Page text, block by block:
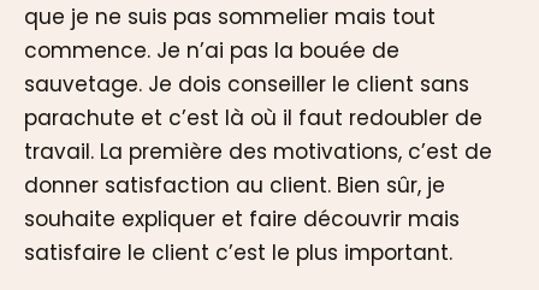
que je ne suis pas sommelier mais tout
commence. Je n’ai pas la bouée de
sauvetage. Je dois conseiller le client sans
parachute et c’est là où il faut redoubler de
travail. La première des motivations, c’est de
donner satisfaction au client. Bien sûr, je
souhaite expliquer et faire découvrir mais
satisfaire le client c’est le plus important.